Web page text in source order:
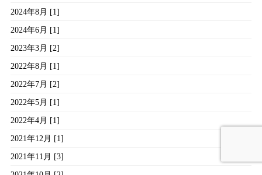
2024年8月 [1]
2024年6月 [1]
2023年3月 [2]
2022年8月 [1]
2022年7月 [2]
2022年5月 [1]
2022年4月 [1]
2021年12月 [1]
2021年11月 [3]